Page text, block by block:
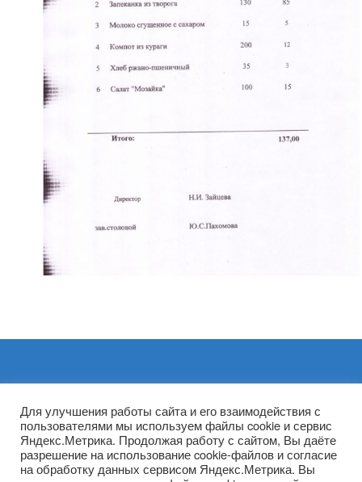
Архивы
Для улучшения работы сайта и его взаимодействия с
пользователями мы используем файлы cookie и сервис
Яндекс.Метрика. Продолжая работу с сайтом, Вы даёте
разрешение на использование cookie-файлов и согласие
на обработку данных сервисом Яндекс.Метрика. Вы